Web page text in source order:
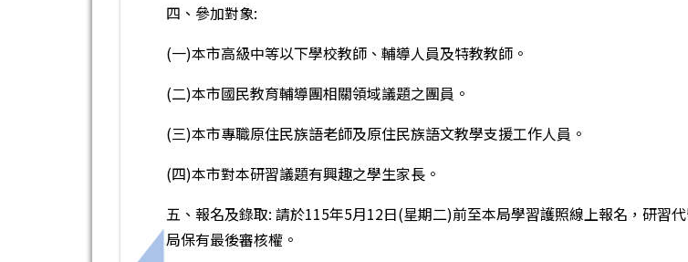
四、參加對象:
(一)本市高級中等以下學校教師、輔導人員及特教教師。
(二)本市國民教育輔導團相關領域議題之團員。
(三)本市專職原住民族語老師及原住民族語文教學支援工作人員。
(四)本市對本研習議題有興趣之學生家長。
五、報名及錄取: 請於115年5月12日(星期二)前至本局學習護照線上報名，研習
局保有最後審核權。